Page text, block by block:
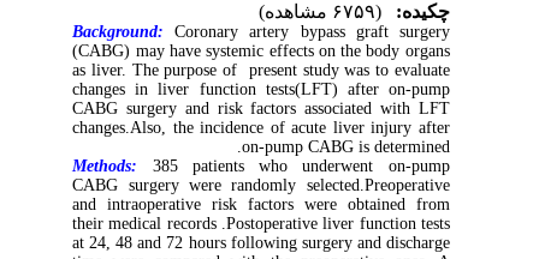
چکیده:
Background:Coronary artery bypass graft surgery
(CABG) may have systemic effects on the body organs
as liver. The purpose of present study was to evaluate
changes in liver function tests(LFT) after on-pump
CABG surgery and risk factors associated with LFT
changes.Also, the incidence of acute liver injury after
on-pump CABG is determined.
Methods:385 patients who underwent on-pump
CABG surgery were randomly selected.Preoperative
and intraoperative risk factors were obtained from
their medical records .Postoperative liver function tests
at 24, 48 and 72 hours following surgery and discharge